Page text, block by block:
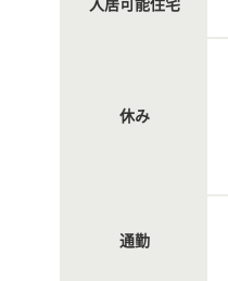
入居可能住宅
休み
通勤